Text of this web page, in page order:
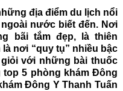
địa điểm du lịch nổi
nước biết đến. Nơi
bãi tắm đẹp, là thiên
nơi “quy tụ” nhiều bậc
với những bài thuốc
top 5 phòng khám Đông
Đông Y Thanh Tuấn